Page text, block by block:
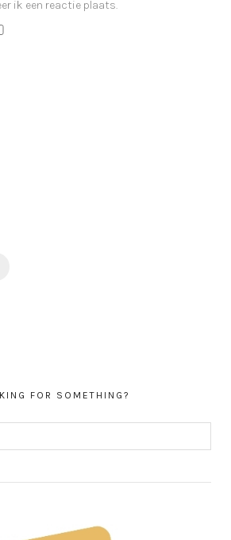
ik een reactie plaats.
FOR SOMETHING?